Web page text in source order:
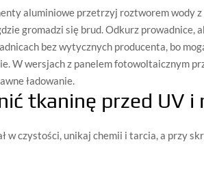
aluminiowe przetrzyj roztworem wody
gromadzi się brud. Odkurz prowadnice,
bez wytycznych producenta, bo
W wersjach z panelem fotowoltaicznym
ładowanie.
tkaninę przed UV
w czystości, unikaj chemii i tarcia, a przy